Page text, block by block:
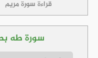
قراءة سورة مريم
سورة طه